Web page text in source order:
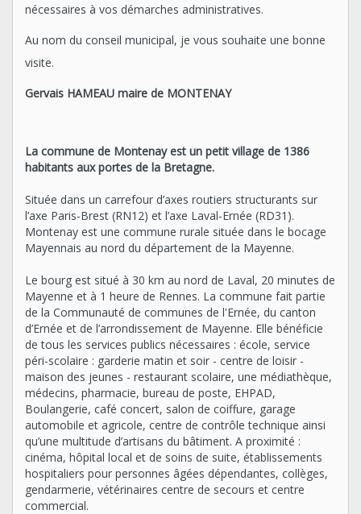
nécessaires à vos démarches administratives.
Au nom du conseil municipal, je vous souhaite une bonne
visite.
Gervais HAMEAU maire de MONTENAY
La commune de Montenay est un petit village de 1386
habitants aux portes de la Bretagne.
Située dans un carrefour d’axes routiers structurants sur
l’axe Paris-Brest (RN12) et l’axe Laval-Ernée (RD31).
Montenay est une commune rurale située dans le bocage
Mayennais au nord du département de la Mayenne.
Le bourg est situé à 30 km au nord de Laval, 20 minutes de
Mayenne et à 1 heure de Rennes. La commune fait partie
de la Communauté de communes de l'Ernée, du canton
d’Ernée et de l’arrondissement de Mayenne. Elle bénéficie
de tous les services publics nécessaires : école, service
péri-scolaire : garderie matin et soir - centre de loisir -
maison des jeunes - restaurant scolaire, une médiathèque,
médecins, pharmacie, bureau de poste, EHPAD,
Boulangerie, café concert, salon de coiffure, garage
automobile et agricole, centre de contrôle technique ainsi
qu’une multitude d’artisans du bâtiment. A proximité :
cinéma, hôpital local et de soins de suite, établissements
hospitaliers pour personnes âgées dépendantes, collèges,
gendarmerie, vétérinaires centre de secours et centre
commercial.